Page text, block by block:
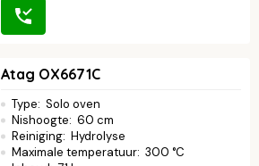
Atag OX6671C
Type: Solo oven
Nishoogte: 60 cm
Reiniging: Hydrolyse
Maximale temperatuur: 300 °C